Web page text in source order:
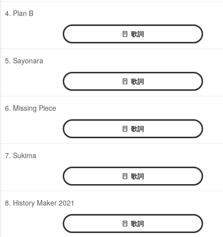
4. Plan B
歌詞
5. Sayonara
歌詞
6. Missing Piece
歌詞
7. Sukima
歌詞
8. History Maker 2021
歌詞